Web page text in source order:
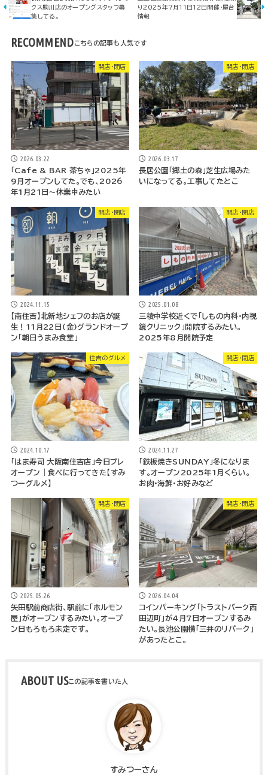
クス駒川店のオープングスタッフ募
集してる。
り2025年7月11日12日開催・屋台
情報
RECOMMEND
開店・閉店
2026.03.22
「Cafe & BAR 茶ちゃ」2025年
9月オープンしてた。でも、2026
年1月21日～休業中みたい
開店・閉店
2026.03.17
長居公園「郷土の森」芝生広場みた
いになってる。工事してたとこ
開店・閉店
2024.11.15
【南住吉】北新地シェフのお店が誕
生！11月22日(金)グランドオープ
ン「朝日うまみ食堂」
開店・閉店
2025.01.08
三稜中学校近くで「しもの内科・内視
鏡クリニック」開院するみたい。
2025年8月開院予定
住吉のグルメ
2024.10.17
「はま寿司 大阪南住吉店」今日プレ
オープン｜食べに行ってきた【すみ
つーグルメ】
開店・閉店
2024.11.27
「鉄板焼きSUNDAY」冬になりま
す。オープン2025年1月くらい。
お肉・海鮮・お好みなど
開店・閉店
2025.05.26
矢田駅前商店街、駅前に「ホルモン
屋」がオープンするみたい。オープ
ン日もろもろ未定です。
開店・閉店
2026.04.04
コインパーキング「トラストパーク西
田辺町」が4月7日オープンするみ
たい。長池公園横「三井のリパーク」
があったとこ。
ABOUT US
すみつーさん